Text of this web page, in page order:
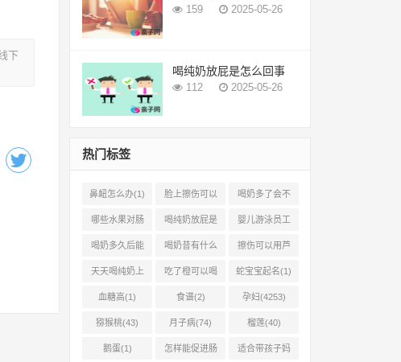
下
159 2025-05-26
喝纯奶放屁是怎么回事
112 2025-05-26
热门标签
鼻衄怎么办(1) 脸上擦伤可以
用芦荟吗(1)
喝奶多了会不
会上火(2)
哪些水果对肠
胃有好处(1)
喝纯奶放屁是
怎么回事(1)
婴儿游泳员工
怎样提成(2)
喝奶多久后能
吃柿子(2)
喝奶昔有什么
好处(1)
擦伤可以用芦
荟胶吗(1)
天天喝纯奶上
火吗(1)
吃了橙可以喝
椰奶吗(2)
蛇宝宝起名(1)
血糖高(1) 食谱(2) 孕妇(4253)
猕猴桃(43) 月子病(74) 榴莲(40)
鹅蛋(1) 怎样能促进肠 适合带孩子妈